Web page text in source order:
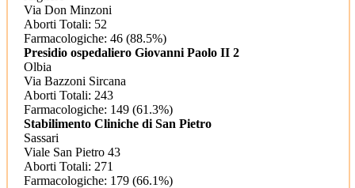
Via Don Minzoni
Aborti Totali: 52
Farmacologiche: 46 (88.5%)
Presidio ospedaliero Giovanni Paolo II 2
Olbia
Via Bazzoni Sircana
Aborti Totali: 243
Farmacologiche: 149 (61.3%)
Stabilimento Cliniche di San Pietro
Sassari
Viale San Pietro 43
Aborti Totali: 271
Farmacologiche: 179 (66.1%)